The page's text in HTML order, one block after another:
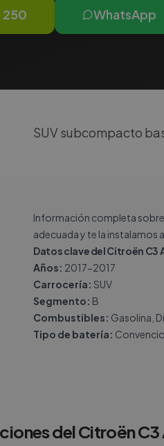
250 WhatsApp
SUV subcompacto
Información completa sobre
adecuada y te la instalamos
Datos clave del Citroën C3
Años: 2017-2017
Carrocería: SUV
Segmento: B
Combustibles: Gasolina,
Tipo de batería:
delCitroënC3